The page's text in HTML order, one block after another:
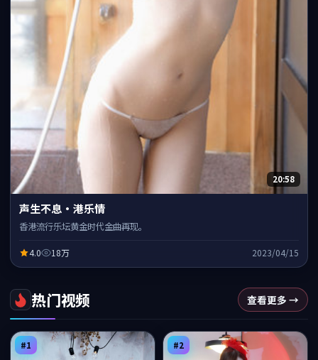
20:58
声生不息·港乐情
香港流行乐坛黄金时代金曲再现。
4.0 18万 2023/04/15
热门视频 查看更多 →
#1 #2